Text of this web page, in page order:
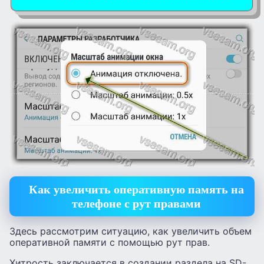
Как увеличить оперативную память на
телефоне с рут правами
Здесь рассмотрим ситуацию, как увеличить объем
оперативной памяти с помощью рут прав.